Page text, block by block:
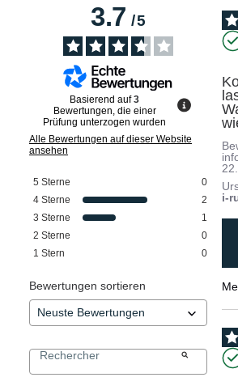
3.7/5
Basierend auf3
Bewertungen, die einer
Prüfung unterzogen wurden
Alle Bewertungen auf dieser Website
ansehen
5 Sterne
0
4 Sterne
2
3 Sterne
1
2 Sterne
0
1 Stern 0
Bewertungen sortieren
i-